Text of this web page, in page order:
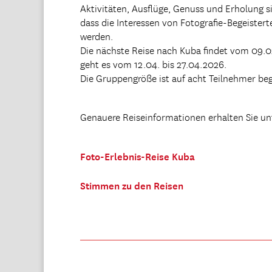
Aktivitäten, Ausflüge, Genuss und Erholung
dass die Interessen von Fotografie-
werden.
Die nächste Reise nach Kuba findet vom
geht esvom 12.04. bis 27.04.2026.
Die Gruppengröße ist auf acht Teilnehmer
Genauere Reiseinformationen erhalten Sie
Foto-Erlebnis-Reise Kuba
Stimmen zu den Reisen